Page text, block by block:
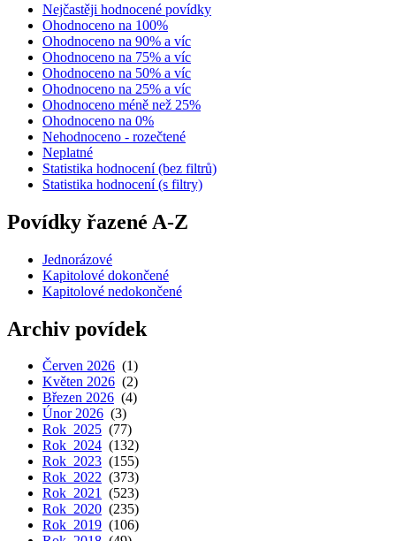
Nejčastěji hodnocené povídky
Ohodnoceno na 100%
Ohodnoceno na 90% a víc
Ohodnoceno na 75% a víc
Ohodnoceno na 50% a víc
Ohodnoceno na 25% a víc
Ohodnoceno méně než 25%
Ohodnoceno na 0%
Nehodnoceno - rozečtené
Neplatné
Statistika hodnocení (bez filtrů)
Statistika hodnocení (s filtry)
Povídky řazené A-Z
Jednorázové
Kapitolové dokončené
Kapitolové nedokončené
Archiv povídek
Červen 2026 (1)
Květen 2026 (2)
Březen 2026 (4)
Únor 2026 (3)
Rok 2025 (77)
Rok 2024 (132)
Rok 2023 (155)
Rok 2022 (373)
Rok 2021 (523)
Rok 2020 (235)
Rok 2019 (106)